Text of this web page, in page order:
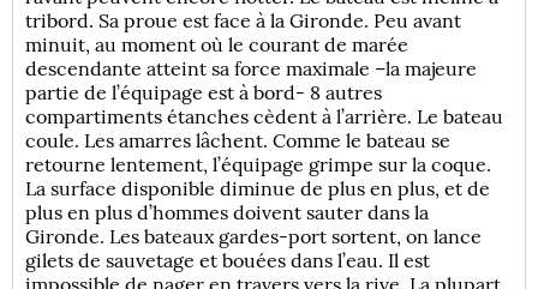
tribord. Sa proue est face à la Gironde. Peu avant
minuit, au moment où le courant de marée
descendante atteint sa force maximale –la majeure
partie de l’équipage est à bord- 8 autres
compartiments étanches cèdent à l’arrière. Le bateau
coule. Les amarres lâchent. Comme le bateau se
retourne lentement, l’équipage grimpe sur la coque.
La surface disponible diminue de plus en plus, et de
plus en plus d’hommes doivent sauter dans la
Gironde. Les bateaux gardes-port sortent, on lance
gilets de sauvetage et bouées dans l’eau. Il est